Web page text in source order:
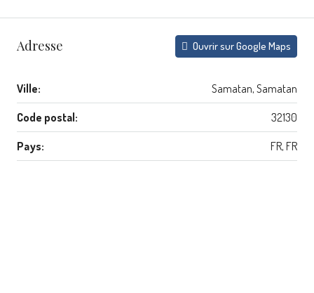
Adresse Ouvrir sur Google Maps
Ville: Samatan, Samatan
Code postal: 32130
Pays: FR, FR